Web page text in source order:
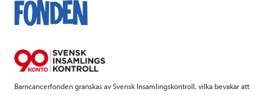
k
Barncancerfonden granskas av Svensk Insamlingskontroll, vilka bevakar att